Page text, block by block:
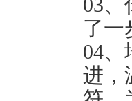
03、
了一
04、
进，